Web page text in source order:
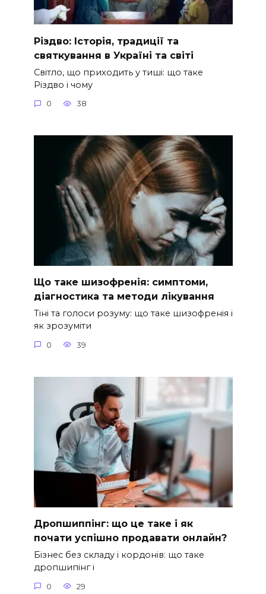
Різдво: Історія, традиції та
святкування в Україні та світі
Світло, що приходить у тиші: що таке
Різдво і чому
0 38
Що таке шизофренія: симптоми,
діагностика та методи лікування
Тіні та голоси розуму: що таке шизофренія і
як зрозуміти
0 39
Дропшиппінг: що це таке і як
почати успішно продавати онлайн?
Бізнес без складу і кордонів: що таке
дропшипінг і
0 29